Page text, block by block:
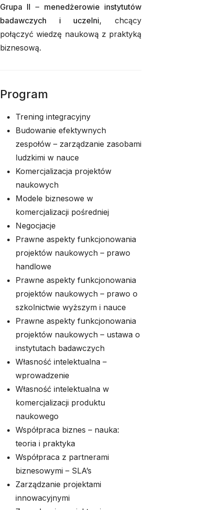
Grupa II – menedżerowie instytutów
badawczych i uczelni, chcący
połączyć wiedzę naukową z praktyką
biznesową.
Program
Trening integracyjny
Budowanie efektywnych
zespołów – zarządzanie zasobami
ludzkimi w nauce
Komercjalizacja projektów
naukowych
Modele biznesowe w
komercjalizacji pośredniej
Negocjacje
Prawne aspekty funkcjonowania
projektów naukowych – prawo
handlowe
Prawne aspekty funkcjonowania
projektów naukowych – prawo o
szkolnictwie wyższym i nauce
Prawne aspekty funkcjonowania
projektów naukowych – ustawa o
instytutach badawczych
Własność intelektualna –
wprowadzenie
Własność intelektualna w
komercjalizacji produktu
naukowego
Współpraca biznes – nauka:
teoria i praktyka
Współpraca z partnerami
biznesowymi – SLA’s
Zarządzanie projektami
innowacyjnymi